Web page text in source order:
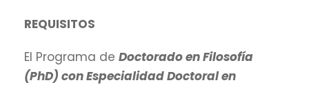
REQUISITOS
El Programa de Doctorado en Filosofía
(PhD) con Especialidad Doctoral en